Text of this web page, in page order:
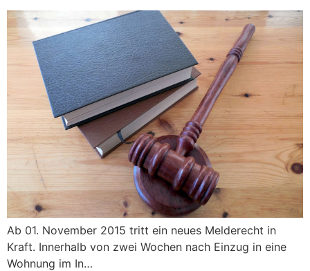
Ab 01. November 2015 tritt ein neues Melderecht in
Kraft. Innerhalb von zwei Wochen nach Einzug in eine
Wohnung im In…